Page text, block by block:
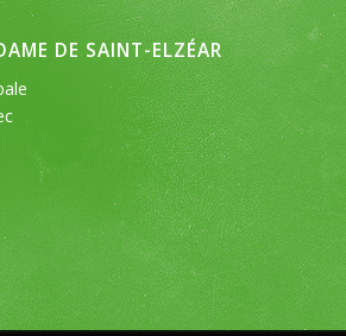
DE SAINT-ELZÉAR